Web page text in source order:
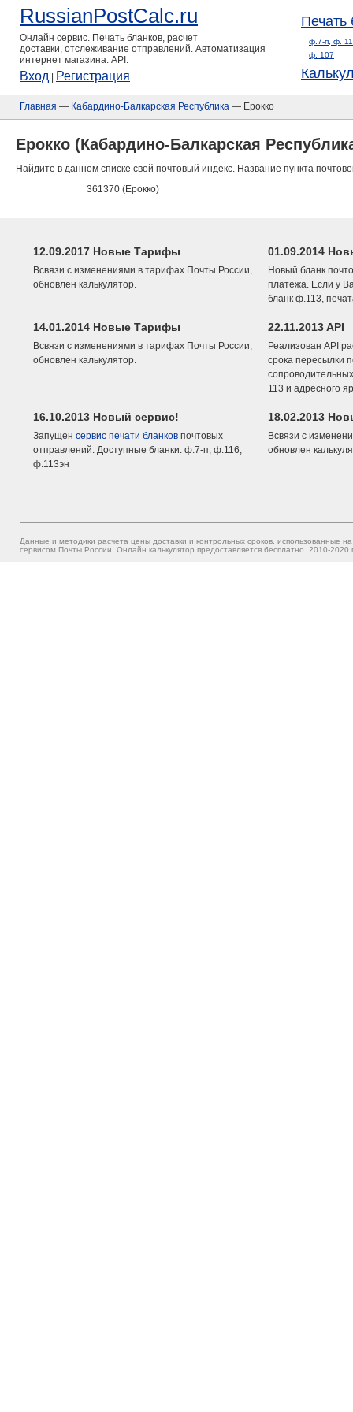
RussianPostCalc.ru
Онлайн сервис. Печать бланков, расчет
доставки, отслеживание отправлений. Автоматизация
интернет магазина. API.
Вход Регистрация
Печать
ф.7-п, ф.
ф. 107
Главная — Кабардино-Балкарская Республика — Ерокко
Ерокко (Кабардино-Балкарская
Найдите в данном списке свой почтовый индекс. Название пункта
361370 (Ерокко)
12.09.2017 Новые Тарифы
Всвязи с изменениями в тарифах Почты России,
обновлен калькулятор.
01.09.2014
Новый бланк
платежа. Если у
бланк ф.113,
14.01.2014 Новые Тарифы
Всвязи с изменениями в тарифах Почты России,
обновлен калькулятор.
22.11.2013 API
Реализован API
срока пересылки
113 и адресного
16.10.2013 Новый сервис!
Запущен сервис печати бланков почтовых
отправлений. Доступные бланки: ф.7-п, ф.116,
ф.113эн
18.02.2013
Всвязи с
обновлен
Данные и методики расчета цены доставки и контрольных сроков, использованные
сервисом Почты России. Онлайн калькулятор предоставляется бесплатно. 2010-2020